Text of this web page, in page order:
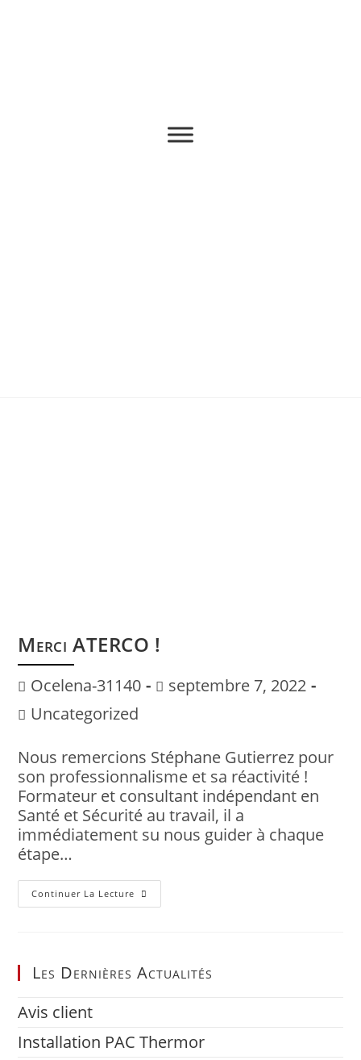
Merci ATERCO !
Ocelena-31140
septembre 7, 2022
Uncategorized
Nous remercions Stéphane Gutierrez pour
son professionnalisme et sa réactivité !
Formateur et consultant indépendant en
Santé et Sécurité au travail, il a
immédiatement su nous guider à chaque
étape…
Continuer La Lecture
Les Dernières Actualités
Avis client
Installation PAC Thermor